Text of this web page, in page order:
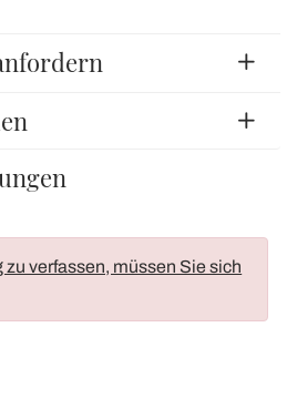
verfassen, müssen Sie sich